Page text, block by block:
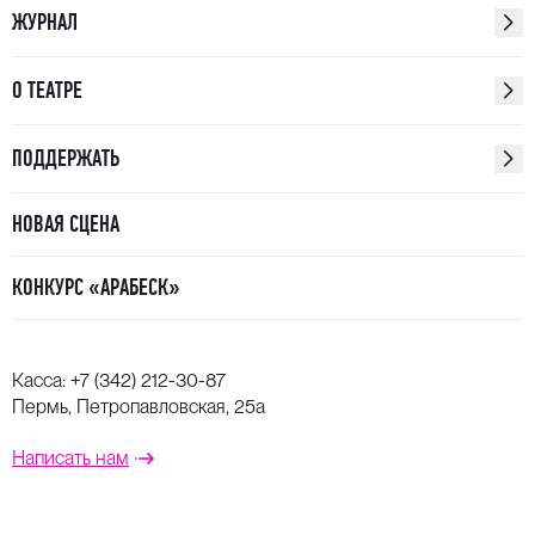
ЖУРНАЛ
О ТЕАТРЕ
ПОДДЕРЖАТЬ
НОВАЯ СЦЕНА
КОНКУРС «АРАБЕСК»
Касса: +7 (342) 212-30-87
Пермь, Петропавловская, 25а
Написать нам